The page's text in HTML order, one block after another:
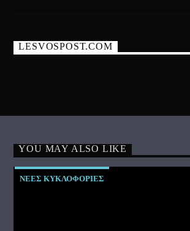
LESVOSPOST.COM
YOU MAY ALSO LIKE
ΝΕΕΣ ΚΥΚΛΟΦΟΡΙΕΣ